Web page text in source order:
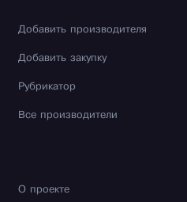
Добавить производителя
Добавить закупку
Рубрикатор
Все производители
О проекте